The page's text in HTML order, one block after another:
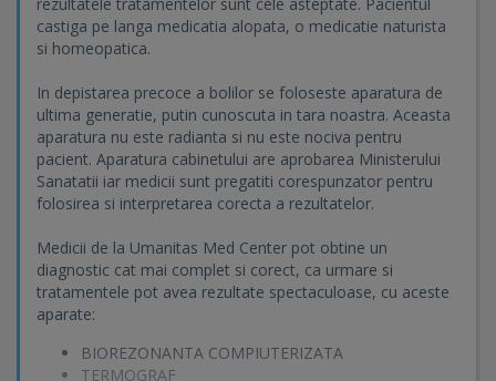
castiga pe langa medicatia alopata, o medicatie naturista
si homeopatica.
In depistarea precoce a bolilor se foloseste aparatura de
ultima generatie, putin cunoscuta in tara noastra. Aceasta
aparatura nu este radianta si nu este nociva pentru
pacient. Aparatura cabinetului are aprobarea Ministerului
Sanatatii iar medicii sunt pregatiti corespunzator pentru
folosirea si interpretarea corecta a rezultatelor.
Medicii de la Umanitas Med Center pot obtine un
diagnostic cat mai complet si corect, ca urmare si
tratamentele pot avea rezultate spectaculoase, cu aceste
aparate:
BIOREZONANTA COMPIUTERIZATA
TERMOGRAF